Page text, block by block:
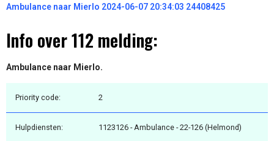
Ambulance naar Mierlo 2024-06-07 20:34:03 24408425
Info over 112 melding:
Ambulance naar Mierlo.
Priority code: 2
Hulpdiensten: 1123126 - Ambulance - 22-126 (Helmond)